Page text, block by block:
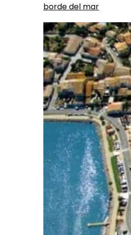
borde del mar